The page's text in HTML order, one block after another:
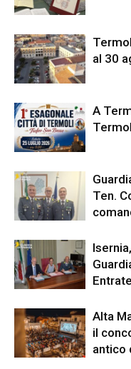
al 30
A
Ten.
Entrate
Alta
il
antico